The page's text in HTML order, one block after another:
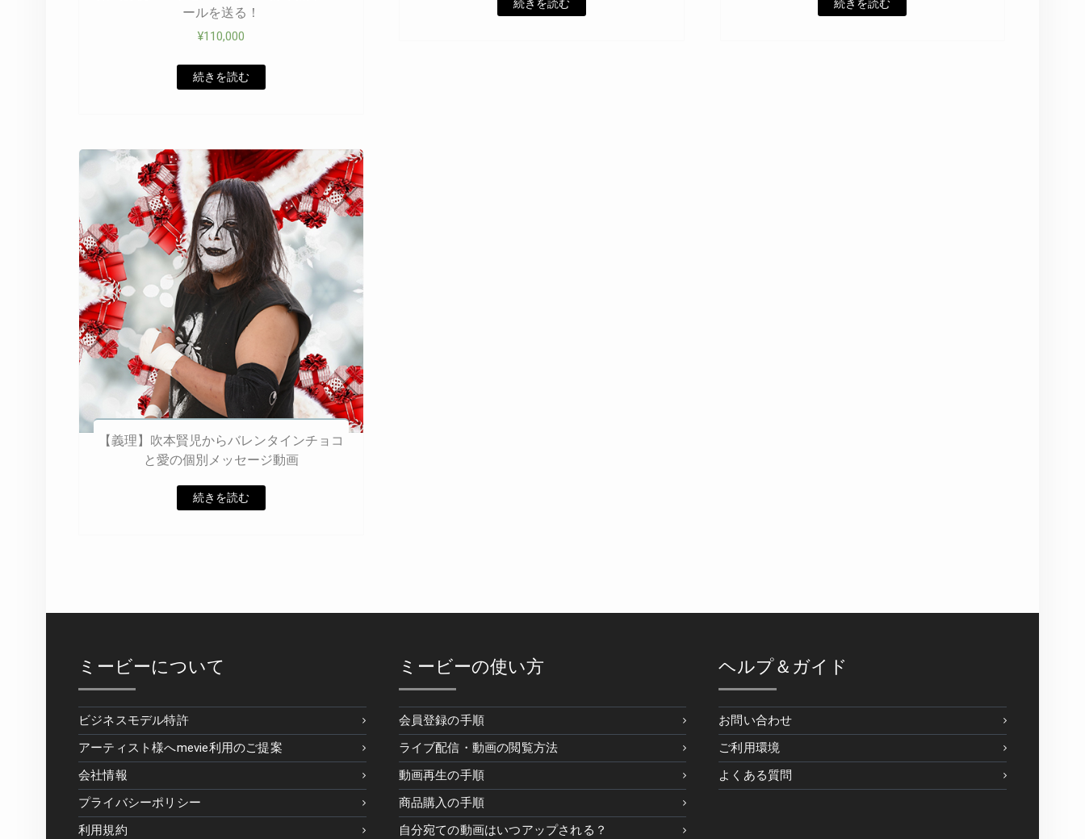
ールを送る！
¥110,000
続きを読む
続きを読む 続きを読む
【義理】吹本賢児からバレンタインチョコ
と愛の個別メッセージ動画
続きを読む
ミービーについて
ビジネスモデル特許
アーティスト様へmevie利用のご提案
会社情報
プライバシーポリシー
利用規約
ミービーの使い方
会員登録の手順
ライブ配信・動画の閲覧方法
動画再生の手順
商品購入の手順
自分宛ての動画はいつアップされる？
ヘルプ＆ガイド
お問い合わせ
ご利用環境
よくある質問